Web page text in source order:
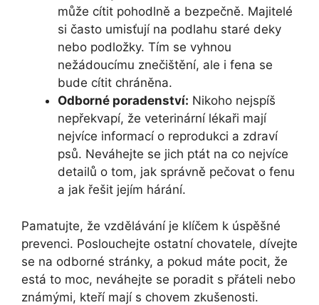
může cítit pohodlně a bezpečně. Majitelé
si často umisťují na podlahu staré deky
nebo podložky. Tím se vyhnou
nežádoucímu znečištění, ale i fena se
bude cítit chráněna.
Odborné poradenství: Nikoho nejspíš
nepřekvapí, že veterinární lékaři mají
nejvíce informací o reprodukci a zdraví
psů. Neváhejte se jich ptát na co nejvíce
detailů o tom, jak správně pečovat o fenu
a jak řešit jejím hárání.
Pamatujte, že vzdělávání je klíčem k úspěšné
prevenci. Poslouchejte ostatní chovatele, dívejte
se na odborné stránky, a pokud máte pocit, že
está to moc, neváhejte se poradit s přáteli nebo
známými, kteří mají s chovem zkušenosti.